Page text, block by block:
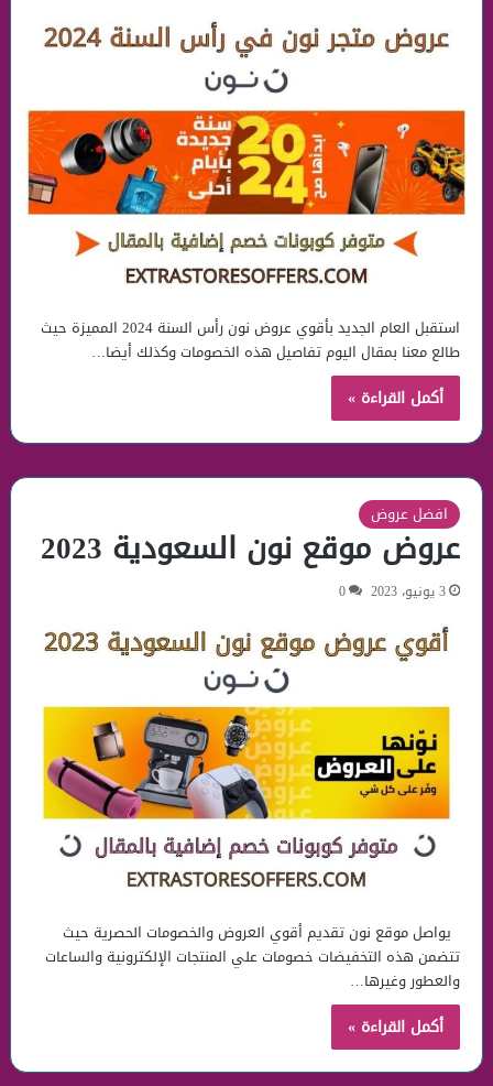
استقبل العام الجديد بأقوي عروض نون رأس السنة 2024 المميزة حيث
طالع معنا بمقال اليوم تفاصيل هذه الخصومات وكذلك أيضا…
أكمل القراءة »
افضل عروض
عروض موقع نون السعودية 2023
3 يونيو، 2023 0
يواصل موقع نون تقديم أقوي العروض والخصومات الحصرية حيث
تتضمن هذه التخفيضات خصومات علي المنتجات الإلكترونية والساعات
والعطور وغيرها…
أكمل القراءة »